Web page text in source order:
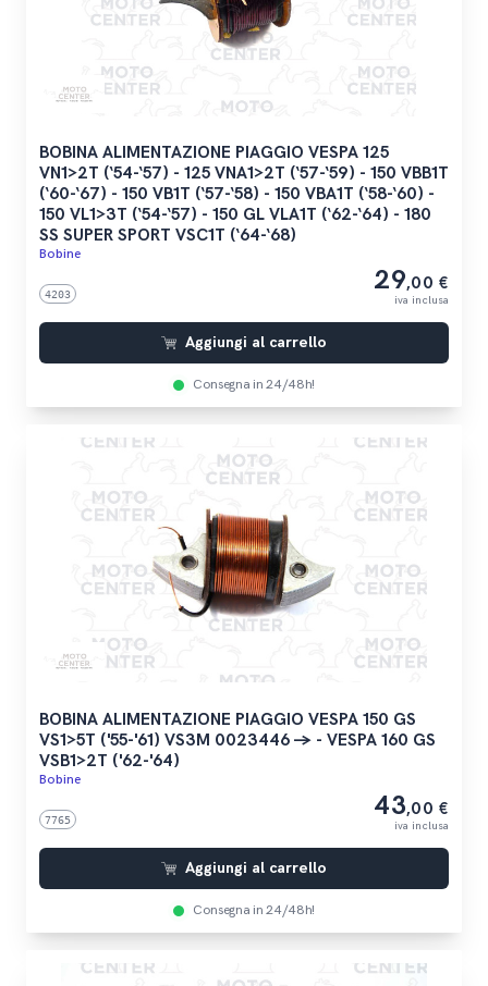
BOBINA ALIMENTAZIONE PIAGGIO VESPA 125
VN1>2T (‘54-‘57) - 125 VNA1>2T (‘57-‘59) - 150 VBB1T
(‘60-‘67) - 150 VB1T (‘57-‘58) - 150 VBA1T (‘58-‘60) -
150 VL1>3T (‘54-‘57) - 150 GL VLA1T (‘62-‘64) - 180
SS SUPER SPORT VSC1T (‘64-‘68)
Bobine
4203 29,00 €
iva inclusa
Aggiungi al carrello
Consegna in 24/48h!
BOBINA ALIMENTAZIONE PIAGGIO VESPA 150 GS
VS1>5T ('55-'61) VS3M 0023446 -> - VESPA 160 GS
VSB1>2T ('62-'64)
Bobine
7765 43,00 €
iva inclusa
Aggiungi al carrello
Consegna in 24/48h!